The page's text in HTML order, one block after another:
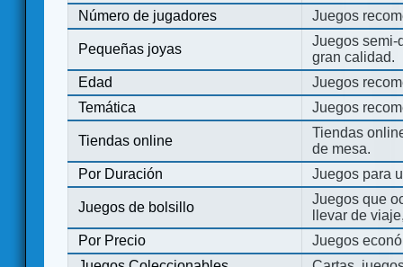
Número de jugadores
Juegos
Pequeñas joyas
Juegos semi-
gran calidad.
Edad
Juegos
Temática
Juegos
Tiendas online
Tiendas
de mesa.
Por Duración
Juegos para
Juegos de bolsillo
Juegos que
llevar de
Por Precio
Juegos